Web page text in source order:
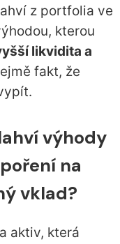
z portfolia ve
kterou
likvidita a
fakt, že
výhody
na
vklad?
aktiv, která